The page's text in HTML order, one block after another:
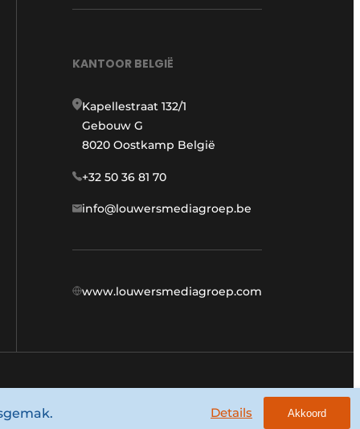
KANTOOR BELGIË
Kapellestraat 132/1
Gebouw G
8020 Oostkamp België
+32 50 36 81 70
info@louwersmediagroep.be
www.louwersmediagroep.com
Algemene voorwaarden Privacy policy
Details Akkoord